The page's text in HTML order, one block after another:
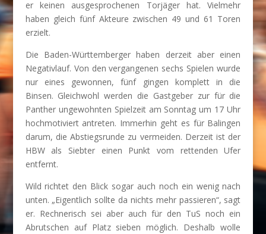
er keinen ausgesprochenen Torjäger hat. Vielmehr
haben gleich fünf Akteure zwischen 49 und 61 Toren
erzielt.
Die Baden-Württemberger haben derzeit aber einen
Negativlauf. Von den vergangenen sechs Spielen wurde
nur eines gewonnen, fünf gingen komplett in die
Binsen. Gleichwohl werden die Gastgeber zur für die
Panther ungewohnten Spielzeit am Sonntag um 17 Uhr
hochmotiviert antreten. Immerhin geht es für Balingen
darum, die Abstiegsrunde zu vermeiden. Derzeit ist der
HBW als Siebter einen Punkt vom rettenden Ufer
entfernt.
Wild richtet den Blick sogar auch noch ein wenig nach
unten. „Eigentlich sollte da nichts mehr passieren“, sagt
er. Rechnerisch sei aber auch für den TuS noch ein
Abrutschen auf Platz sieben möglich. Deshalb wolle